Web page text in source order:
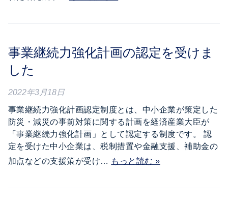
事業継続力強化計画の認定を受けま
した
2022年3月18日
事業継続力強化計画認定制度とは、中小企業が策定した
防災・減災の事前対策に関する計画を経済産業大臣が
「事業継続力強化計画」として認定する制度です。 認
定を受けた中小企業は、税制措置や金融支援、補助金の
加点などの支援策が受け… もっと読む »